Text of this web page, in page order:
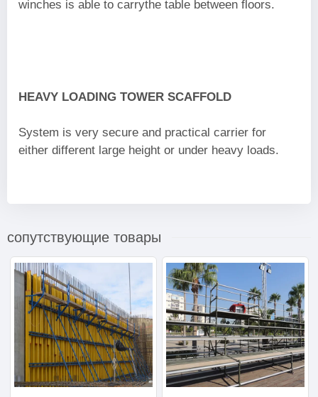
winches is able to carrythe table between floors.
HEAVY LOADING TOWER SCAFFOLD
System is very secure and practical carrier for
either different large height or under heavy loads.
сопутствующие товары